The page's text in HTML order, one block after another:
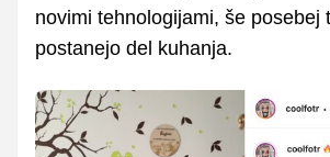
novimi tehnologijami, še posebej
postanejo del kuhanja.